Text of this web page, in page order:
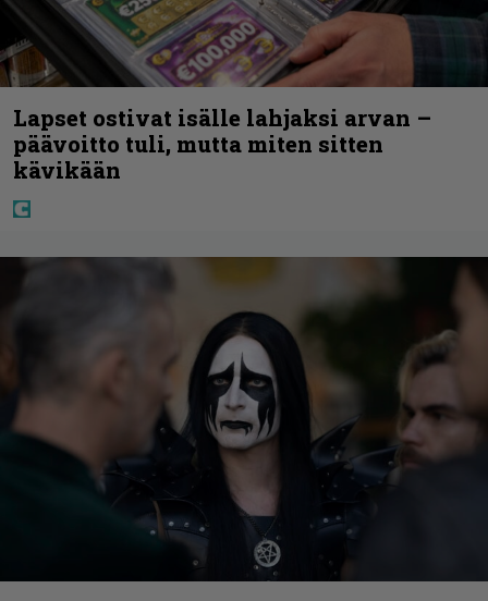
Lapset ostivat isälle lahjaksi arvan –
päävoitto tuli, mutta miten sitten
kävikään